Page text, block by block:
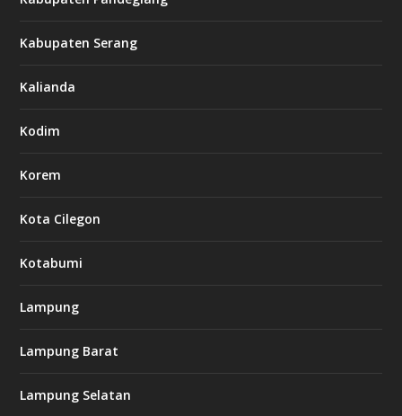
Kabupaten Serang
Kalianda
Kodim
Korem
Kota Cilegon
Kotabumi
Lampung
Lampung Barat
Lampung Selatan